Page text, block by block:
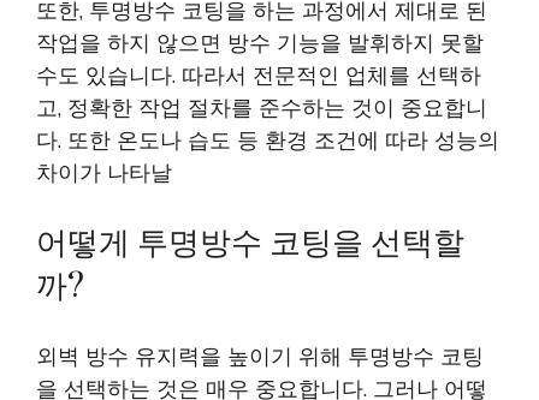
또한, 투명방수 코팅을 하는 과정에서 제대로 된
작업을 하지 않으면 방수 기능을 발휘하지 못할
수도 있습니다. 따라서 전문적인 업체를 선택하
고, 정확한 작업 절차를 준수하는 것이 중요합니
다. 또한 온도나 습도 등 환경 조건에 따라 성능의
차이가 나타날
어떻게 투명방수 코팅을 선택할
까?
외벽 방수 유지력을 높이기 위해 투명방수 코팅
을 선택하는 것은 매우 중요합니다. 그러나 어떻